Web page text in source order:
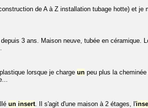
de A à Z installation tubage hotte) et je
3 ans. Maison neuve, tubée en céramique.
lorsque je charge un peu plus la
un insert. Il s'agit d'une maison à 2 étages, l'